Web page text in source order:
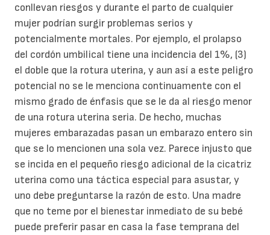
conllevan riesgos y durante el parto de cualquier
mujer podrían surgir problemas serios y
potencialmente mortales. Por ejemplo, el prolapso
del cordón umbilical tiene una incidencia del 1%, (3)
el doble que la rotura uterina, y aun así a este peligro
potencial no se le menciona continuamente con el
mismo grado de énfasis que se le da al riesgo menor
de una rotura uterina seria. De hecho, muchas
mujeres embarazadas pasan un embarazo entero sin
que se lo mencionen una sola vez. Parece injusto que
se incida en el pequeño riesgo adicional de la cicatriz
uterina como una táctica especial para asustar, y
uno debe preguntarse la razón de esto. Una madre
que no teme por el bienestar inmediato de su bebé
puede preferir pasar en casa la fase temprana del